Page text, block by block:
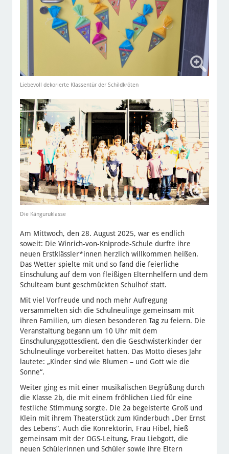
Liebevoll dekorierte Klassentür der Schildkröten
Die Känguruklasse
Am Mittwoch, den 28. August 2025, war es endlich
soweit: Die Winrich-von-Kniprode-Schule durfte ihre
neuen Erstklässler*innen herzlich willkommen heißen.
Das Wetter spielte mit und so fand die feierliche
Einschulung auf dem von fleißigen Elternhelfern und dem
Schulteam bunt geschmückten Schulhof statt.
Mit viel Vorfreude und noch mehr Aufregung
versammelten sich die Schulneulinge gemeinsam mit
ihren Familien, um diesen besonderen Tag zu feiern. Die
Veranstaltung begann um 10 Uhr mit dem
Einschulungsgottesdient, den die Geschwisterkinder der
Schulneulinge vorbereitet hatten. Das Motto dieses Jahr
lautete: „Kinder sind wie Blumen – und Gott wie die
Sonne“.
Weiter ging es mit einer musikalischen Begrüßung durch
die Klasse 2b, die mit einem fröhlichen Lied für eine
festliche Stimmung sorgte. Die 2a begeisterte Groß und
Klein mit ihrem Theaterstück zum Kinderbuch „Der Ernst
des Lebens“. Auch die Konrektorin, Frau Hibel, hieß
gemeinsam mit der OGS-Leitung, Frau Liebgott, die
neuen Schülerinnen und Schüler sowie ihre Eltern